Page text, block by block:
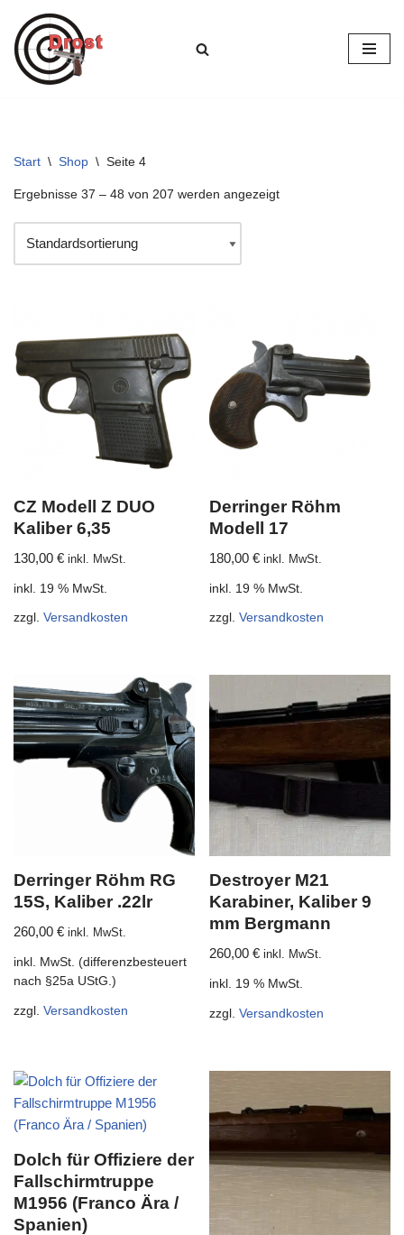
Zum
Inhalt
Start \ Shop \ Seite 4
Ergebnisse 37 – 48 von 207 werden angezeigt
CZ Modell Z DUO
Kaliber 6,35
130,00 € inkl. MwSt.
inkl. 19 % MwSt.
zzgl. Versandkosten
Derringer Röhm
Modell 17
180,00€ inkl. MwSt.
inkl. 19 % MwSt.
zzgl.Versandkosten
Derringer Röhm RG
15S, Kaliber .22lr
260,00 € inkl. MwSt.
inkl. MwSt. (differenzbesteuert
nach §25a UStG.)
zzgl. Versandkosten
Destroyer M21
Karabiner, Kaliber 9
mm Bergmann
260,00€ inkl. MwSt.
inkl. 19 % MwSt.
zzgl.Versandkosten
Dolch für Offiziere der
Fallschirmtruppe
M1956 (Franco Ära /
Spanien)